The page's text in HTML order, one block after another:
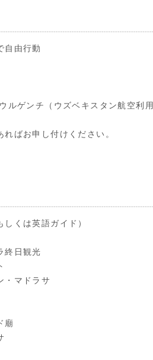
自由行動
ゲンチ（ウズベキスタン航空利用
ばお申し付けください。
くは英語ガイド）
終日観光
・マドラサ
廟